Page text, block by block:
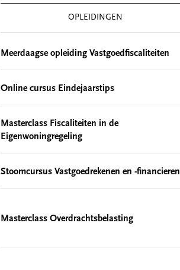
OPLEIDINGEN
Meerdaagse opleiding Vastgoedfiscaliteiten
Online cursus Eindejaarstips
Masterclass Fiscaliteiten in de
Eigenwoningregeling
Stoomcursus Vastgoedrekenen en -financieren
Masterclass Overdrachtsbelasting